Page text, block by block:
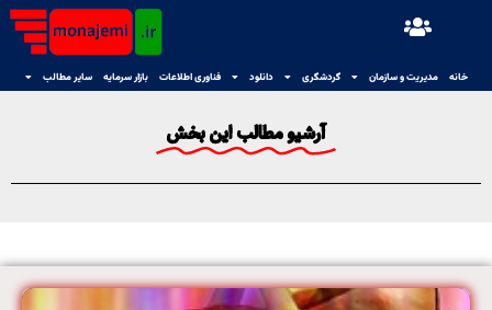
خانه مدیریت و سازمان گردشگری دانلود فناوری اطلاعات بازار سرمایه سایر مطالب
آرشیو مطالب این بخش